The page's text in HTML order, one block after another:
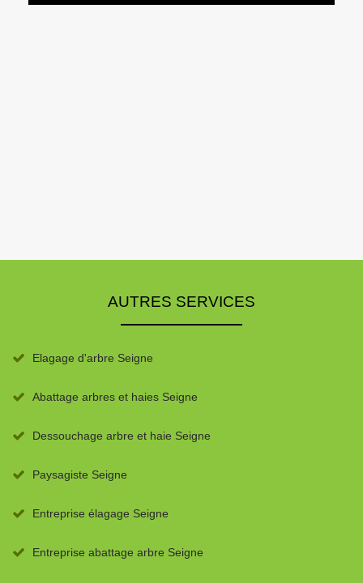
AUTRES SERVICES
Elagage d'arbre Seigne
Abattage arbres et haies Seigne
Dessouchage arbre et haie Seigne
Paysagiste Seigne
Entreprise élagage Seigne
Entreprise abattage arbre Seigne